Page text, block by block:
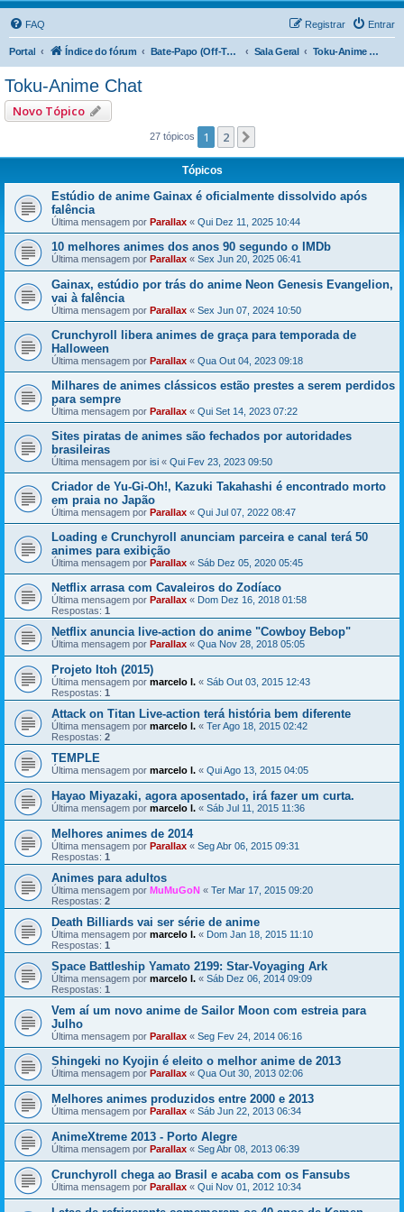
FAQ Entrar
Registrar
Portal Índice do fórum Bate-Papo (Off-Topic) Sala Geral Toku-Anime Chat
Toku-Anime Chat
Novo Tópico
27 tópicos 1 2
Tópicos
Estúdio de anime Gainax é oficialmente dissolvido após
falência
Última mensagem por Parallax « Qui Dez 11, 2025 10:44
10 melhores animes dos anos 90 segundo o IMDb
Última mensagem por Parallax « Sex Jun 20, 2025 06:41
Gainax, estúdio por trás do anime Neon Genesis Evangelion,
vai à falência
Última mensagem por Parallax « Sex Jun 07, 2024 10:50
Crunchyroll libera animes de graça para temporada de
Halloween
Última mensagem por Parallax « Qua Out 04, 2023 09:18
Milhares de animes clássicos estão prestes a serem perdidos
para sempre
Última mensagem por Parallax « Qui Set 14, 2023 07:22
Sites piratas de animes são fechados por autoridades
brasileiras
Última mensagem por isi « Qui Fev 23, 2023 09:50
Criador de Yu-Gi-Oh!, Kazuki Takahashi é encontrado morto
em praia no Japão
Última mensagem por Parallax « Qui Jul 07, 2022 08:47
Loading e Crunchyroll anunciam parceira e canal terá 50
animes para exibição
Última mensagem por Parallax « Sáb Dez 05, 2020 05:45
Netflix arrasa com Cavaleiros do Zodíaco
Última mensagem por Parallax « Dom Dez 16, 2018 01:58
Respostas: 1
Netflix anuncia live-action do anime "Cowboy Bebop"
Última mensagem por Parallax « Qua Nov 28, 2018 05:05
Projeto Itoh (2015)
Última mensagem por marcelo l. « Sáb Out 03, 2015 12:43
Respostas: 1
Attack on Titan Live-action terá história bem diferente
Última mensagem por marcelo l. « Ter Ago 18, 2015 02:42
Respostas: 2
TEMPLE
Última mensagem por marcelo l. « Qui Ago 13, 2015 04:05
Hayao Miyazaki, agora aposentado, irá fazer um curta.
Última mensagem por marcelo l. « Sáb Jul 11, 2015 11:36
Melhores animes de 2014
Última mensagem por Parallax « Seg Abr 06, 2015 09:31
Respostas: 1
Animes para adultos
Última mensagem por MuMuGoN « Ter Mar 17, 2015 09:20
Respostas: 2
Death Billiards vai ser série de anime
Última mensagem por marcelo l. « Dom Jan 18, 2015 11:10
Respostas: 1
Space Battleship Yamato 2199: Star-Voyaging Ark
Última mensagem por marcelo l. « Sáb Dez 06, 2014 09:09
Respostas: 1
Vem aí um novo anime de Sailor Moon com estreia para
Julho
Última mensagem por Parallax « Seg Fev 24, 2014 06:16
Shingeki no Kyojin é eleito o melhor anime de 2013
Última mensagem por Parallax « Qua Out 30, 2013 02:06
Melhores animes produzidos entre 2000 e 2013
Última mensagem por Parallax « Sáb Jun 22, 2013 06:34
AnimeXtreme 2013 - Porto Alegre
Última mensagem por Parallax « Seg Abr 08, 2013 06:39
Crunchyroll chega ao Brasil e acaba com os Fansubs
Última mensagem por Parallax « Qui Nov 01, 2012 10:34